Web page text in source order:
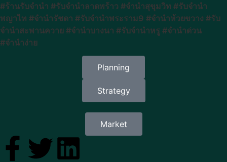
#ร้านรับจำนำ #รับจำนำลาดพร้าว #จำนำสุขุมวิท #รับจำนำ
พญาไท #จำนำรัชดา #รับจำนำพระราม9 #จำนำห้วยขวาง #รับ
จำนำสะพานควาย #จำนำบางนา #รับจำนำหรู #จำนำด่วน
#จำนำง่าย
Planning
Strategy
Market